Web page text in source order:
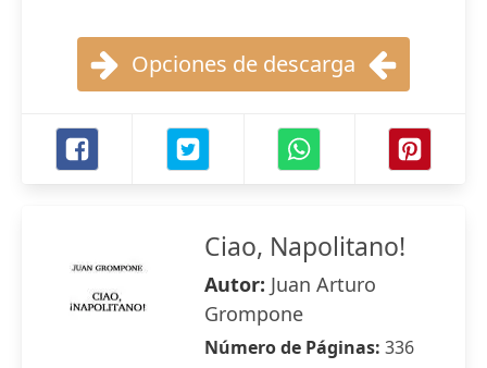
Opciones de descarga
Ciao, Napolitano!
Autor: Juan Arturo
Grompone
Número de Páginas: 336